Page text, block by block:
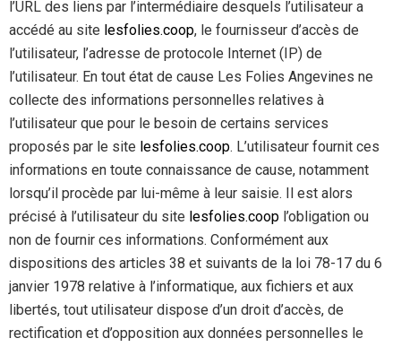
l’URL des liens par l’intermédiaire desquels l’utilisateur a
accédé au site lesfolies.coop, le fournisseur d’accès de
l’utilisateur, l’adresse de protocole Internet (IP) de
l’utilisateur. En tout état de cause Les Folies Angevines ne
collecte des informations personnelles relatives à
l’utilisateur que pour le besoin de certains services
proposés par le site lesfolies.coop. L’utilisateur fournit ces
informations en toute connaissance de cause, notamment
lorsqu’il procède par lui-même à leur saisie. Il est alors
précisé à l’utilisateur du site lesfolies.coop l’obligation ou
non de fournir ces informations. Conformément aux
dispositions des articles 38 et suivants de la loi 78-17 du 6
janvier 1978 relative à l’informatique, aux fichiers et aux
libertés, tout utilisateur dispose d’un droit d’accès, de
rectification et d’opposition aux données personnelles le